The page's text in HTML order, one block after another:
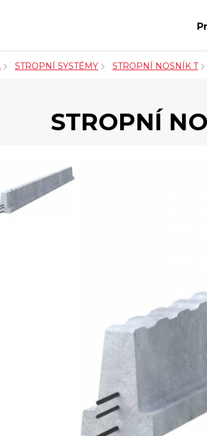
STROPNÍ SYSTÉMY STROPNÍ NOSNÍK T
STROPNÍ